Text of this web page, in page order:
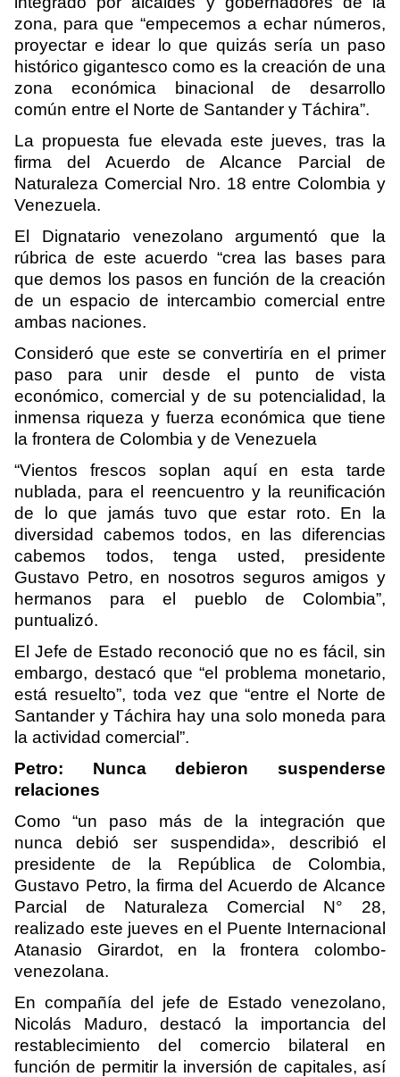
zona, para que “empecemos a echar números,
proyectar e idear lo que quizás sería un paso
histórico gigantesco como es la creación de una
zona económica binacional de desarrollo
común entre el Norte de Santander y Táchira”.
La propuesta fue elevada este jueves, tras la
firma del Acuerdo de Alcance Parcial de
Naturaleza Comercial Nro. 18 entre Colombia y
Venezuela.
El Dignatario venezolano argumentó que la
rúbrica de este acuerdo “crea las bases para
que demos los pasos en función de la creación
de un espacio de intercambio comercial entre
ambas naciones.
Consideró que este se convertiría en el primer
paso para unir desde el punto de vista
económico, comercial y de su potencialidad, la
inmensa riqueza y fuerza económica que tiene
la frontera de Colombia y de Venezuela
“Vientos frescos soplan aquí en esta tarde
nublada, para el reencuentro y la reunificación
de lo que jamás tuvo que estar roto. En la
diversidad cabemos todos, en las diferencias
cabemos todos, tenga usted, presidente
Gustavo Petro, en nosotros seguros amigos y
hermanos para el pueblo de Colombia”,
puntualizó.
El Jefe de Estado reconoció que no es fácil, sin
embargo, destacó que “el problema monetario,
está resuelto”, toda vez que “entre el Norte de
Santander y Táchira hay una solo moneda para
la actividad comercial”.
Petro: Nunca debieron suspenderse
relaciones
Como “un paso más de la integración que
nunca debió ser suspendida», describió el
presidente de la República de Colombia,
Gustavo Petro, la firma del Acuerdo de Alcance
Parcial de Naturaleza Comercial N° 28,
realizado este jueves en el Puente Internacional
Atanasio Girardot, en la frontera colombo-
venezolana.
En compañía del jefe de Estado venezolano,
Nicolás Maduro, destacó la importancia del
restablecimiento del comercio bilateral en
función de permitir la inversión de capitales, así